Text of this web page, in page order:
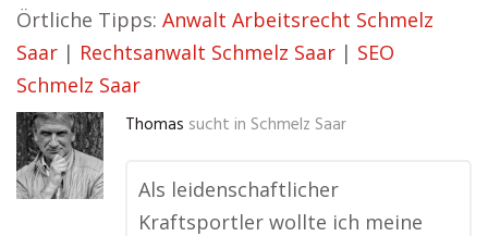
Örtliche Tipps: Anwalt Arbeitsrecht Schmelz
Saar | Rechtsanwalt Schmelz Saar | SEO
Schmelz Saar
Thomas sucht in Schmelz Saar
Als leidenschaftlicher
Kraftsportler wollte ich meine